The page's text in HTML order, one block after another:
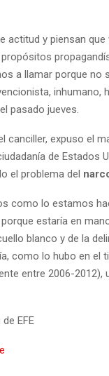
actitud y piensan que
a llamar porque no
inhumano,
pasado jueves.
canciller, expuso el
de Estados
el problema del
como lo estamos
estaría en
blanco y de la
como lo hubo en el
entre 2006-2012),
EFE